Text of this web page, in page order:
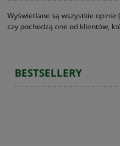
Wyświetlane są wszystkie
czy pochodzą one od klientów,
BESTSELLERY